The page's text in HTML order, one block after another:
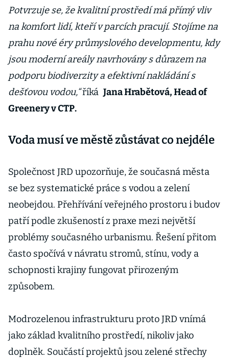
Potvrzuje se, že kvalitní prostředí má přímý vliv
na komfort lidí, kteří v parcích pracují. Stojíme na
prahu nové éry průmyslového developmentu, kdy
jsou moderní areály navrhovány s důrazem na
podporu biodiverzity a efektivní nakládání s
dešťovou vodou,“říká Jana Hrabětová, Head of
Greenery v CTP.
Voda musí ve městě zůstávat co nejdéle
Společnost JRD upozorňuje, že současná města
se bez systematické práce s vodou a zelení
neobejdou. Přehřívání veřejného prostoru i budov
patří podle zkušeností z praxe mezi největší
problémy současného urbanismu. Řešení přitom
často spočívá v návratu stromů, stínu, vody a
schopnosti krajiny fungovat přirozeným
způsobem.
Modrozelenou infrastrukturu proto JRD vnímá
jako základ kvalitního prostředí, nikoliv jako
doplněk. Součástí projektů jsou zelené střechy